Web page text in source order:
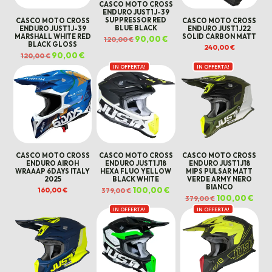
CASCO MOTO CROSS
ENDURO JUST1 J-39
MARSHALL WHITE RED
BLACK GLOSS
120,00€ Il
prezzo
originale
era:
120,00 €.
90,00€Il
prezzo
attuale
è:
90,00 €.
CASCO MOTO CROSS
ENDURO JUST1 J-39
SUPPRESSOR RED
BLUE BLACK
120,00€ Il
prezzo
120,00 €.
90,00€Il
prezzo
90,00 €.
CASCO MOTO CROSS
ENDURO JUST1 J22
SOLID CARBON MATT
240,00€
CASCO MOTO CROSS
ENDURO AIROH
WRAAAP 6DAYS ITALY
2025
160,00€
IN OFFERTA!
CASCO MOTO CROSS
ENDURO JUST1 J18
HEXA FLUO YELLOW
BLACK WHITE
379,00€Il
prezzo
era:
379,00 €.
100,00€
prezzo
attuale
100,00 €.
IN OFFERTA!
CASCO MOTO CROSS
ENDURO JUST1 J18
MIPS PULSAR MATT
VERDE ARMY NERO
BIANCO
379,00€ Il
prezzo
originale
era:
379,00 €.
100,00€Il
è:
IN OFFERTA! IN OFFERTA!